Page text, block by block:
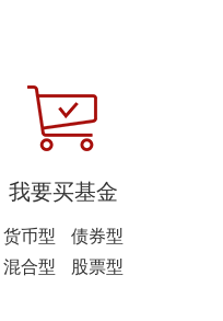
我要买基金
货币型
债券型
混合型
股票型